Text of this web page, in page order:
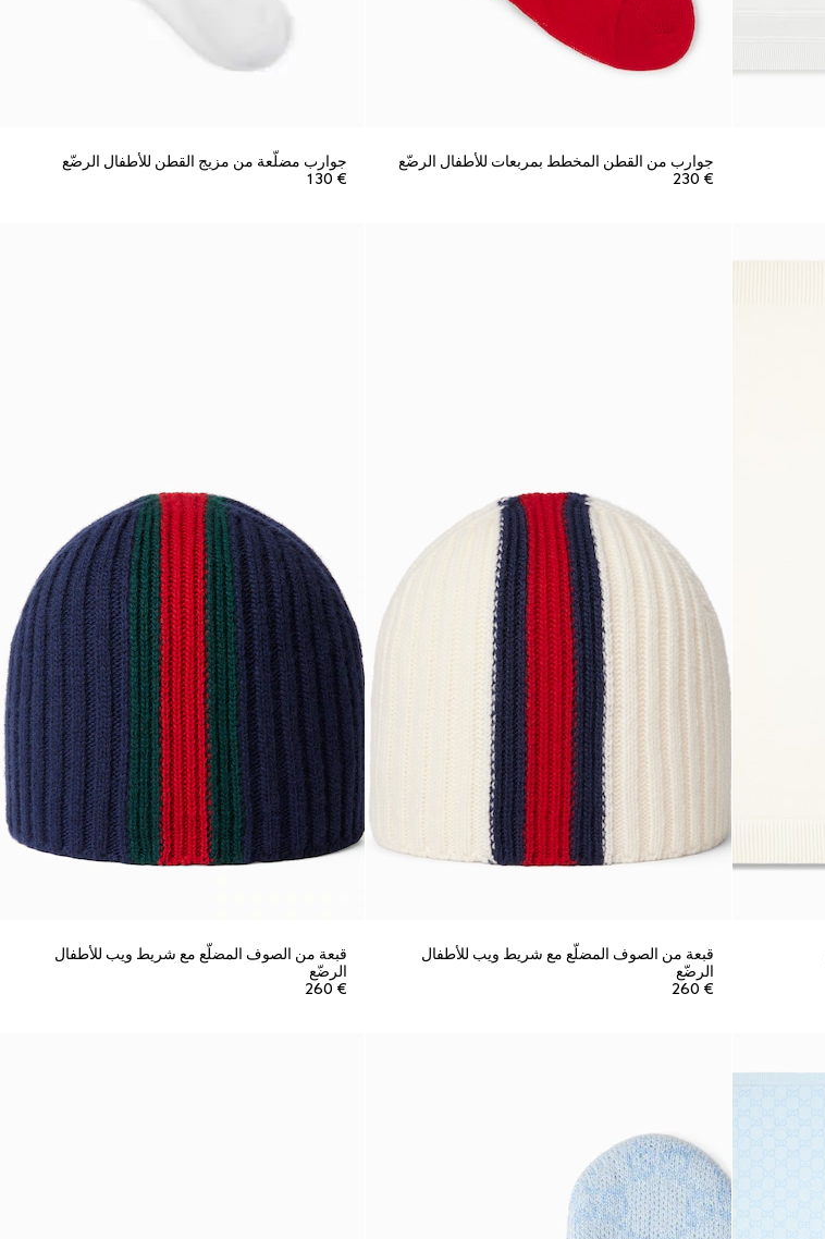
جوارب من القطن المخطط بمربعات للأطفال الرضّع
€ 230
جوارب مضلّعة من مزيج القطن للأطفال الرضّع
€ 130
قبعة من الصوف المضلّع مع شريط ويب للأطفال
الرضّع
€ 260
قبعة من الصوف المضلّع مع شريط ويب للأطفال
الرضّع
€ 260